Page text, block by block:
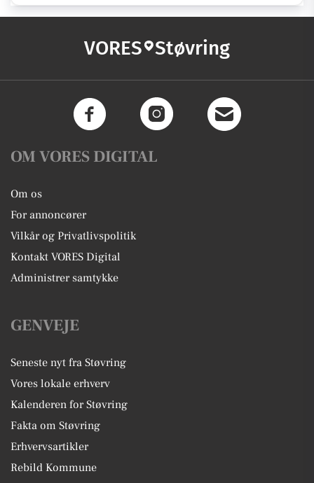
VORES Støvring
OM VORES DIGITAL
Om os
For annoncører
Vilkår og Privatlivspolitik
Kontakt VORES Digital
Administrer samtykke
GENVEJE
Seneste nyt fra Støvring
Vores lokale erhverv
Kalenderen for Støvring
Fakta om Støvring
Erhvervsartikler
Rebild Kommune